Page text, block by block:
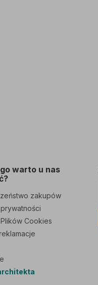
warto u nas
zakupów
Cookies